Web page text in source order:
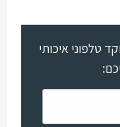
טלפוני איכותי